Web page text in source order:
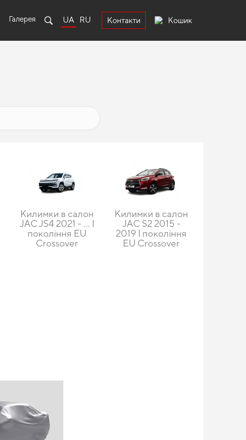
Галерея UA RU Контакти Кошик
Килимки в салон
JAC JS4 2021 - … I
покоління EU
Crossover
Килимки в салон
JAC S2 2015 -
2019 I покоління
EU Crossover